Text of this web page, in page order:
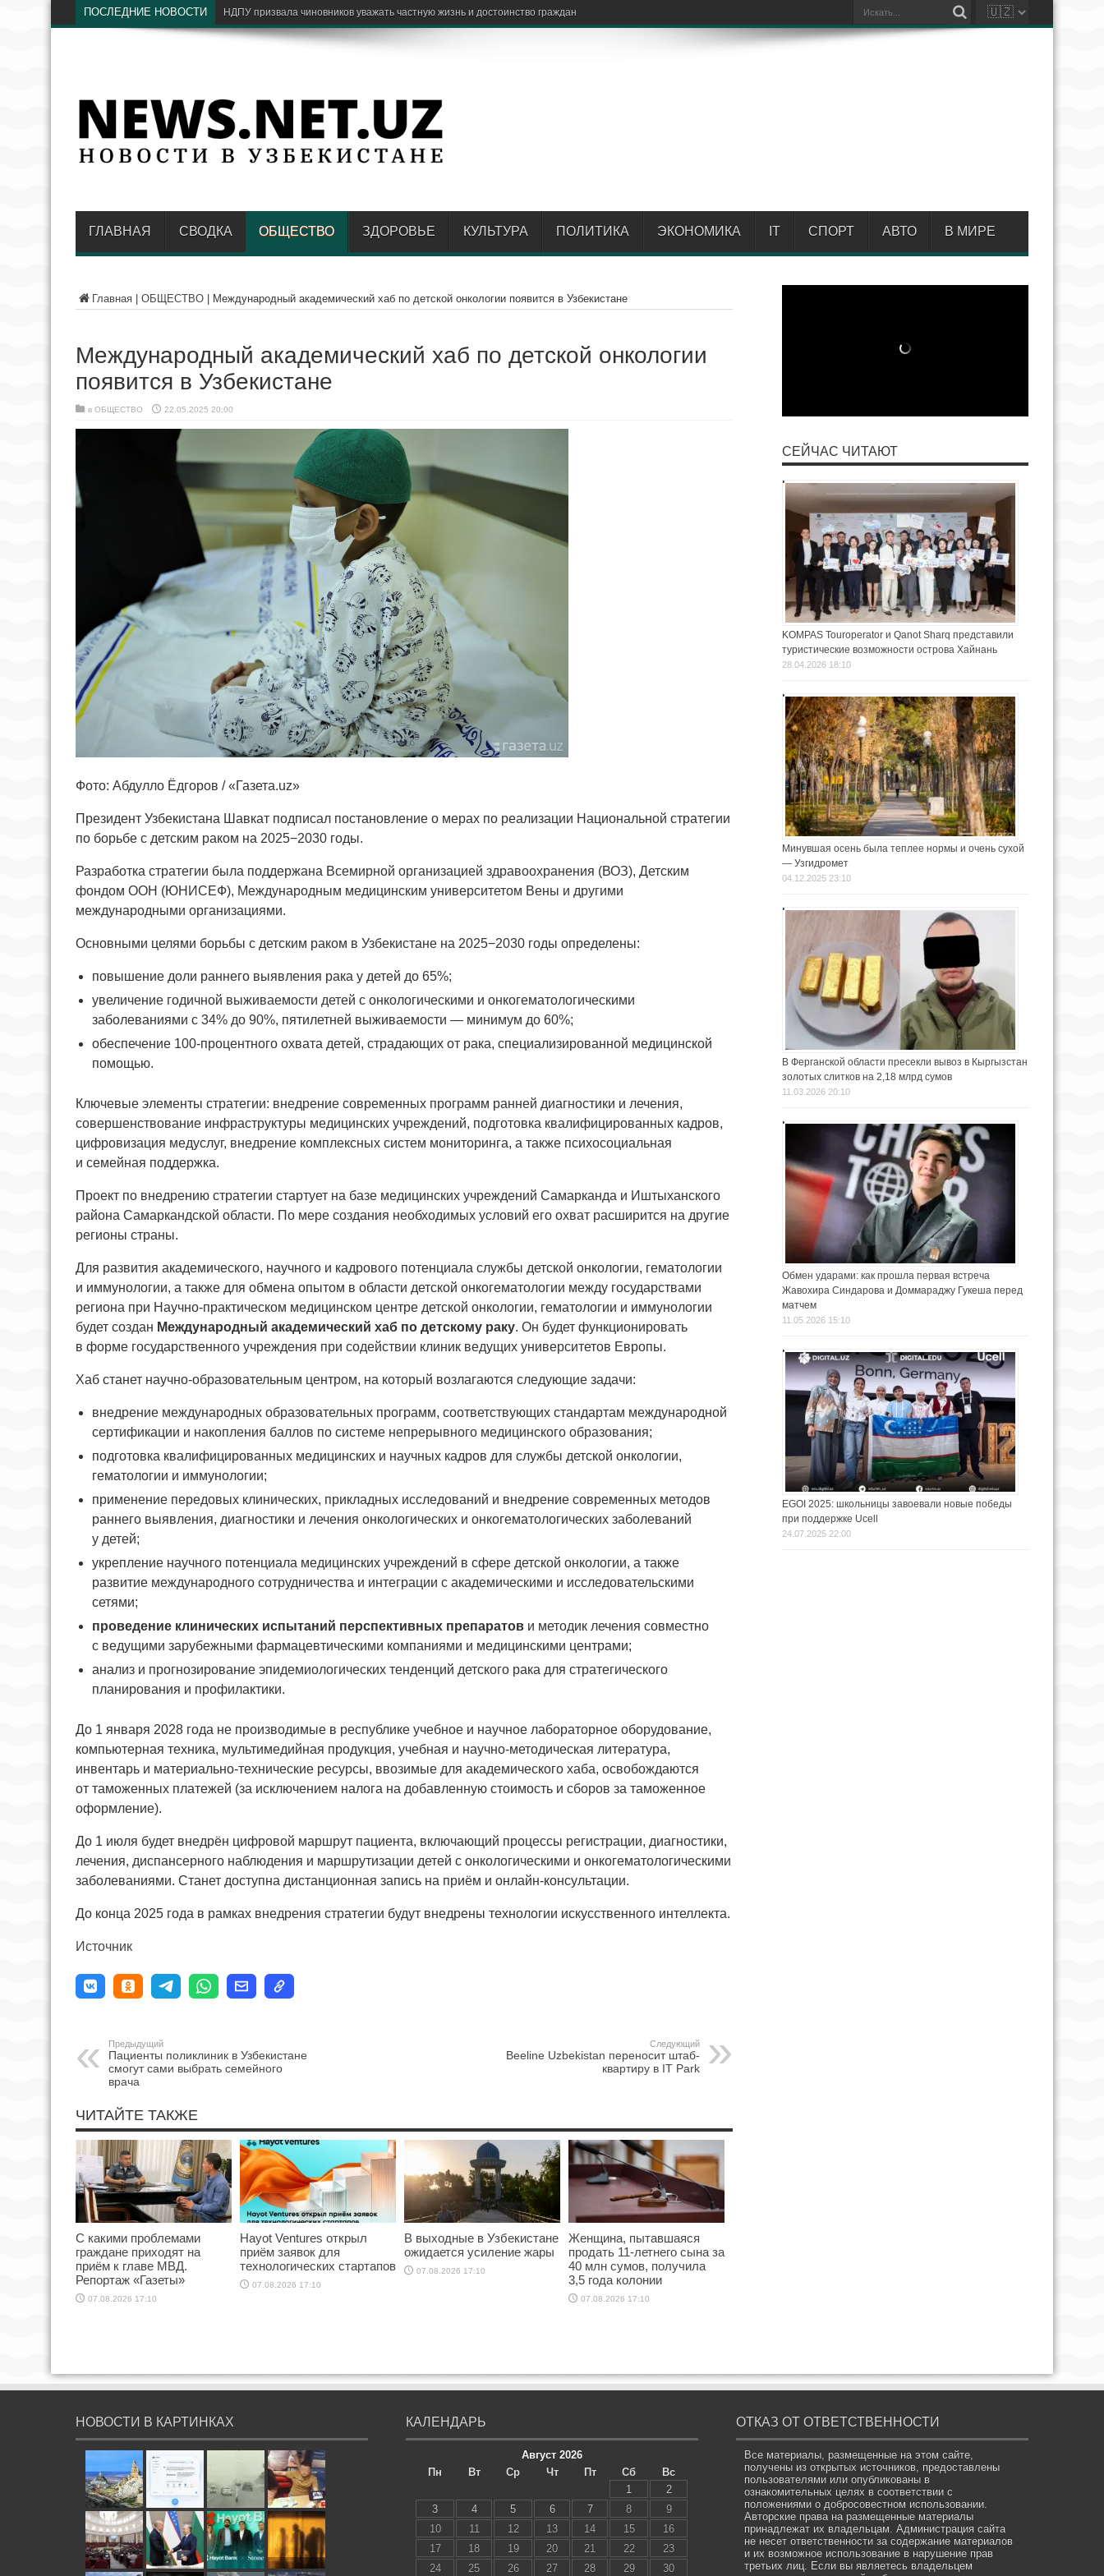
ПОСЛЕДНИЕ НОВОСТИ С какими пр
ГЛАВНАЯ СВОДКА ОБЩЕСТВО ЗДОРОВЬЕ КУЛЬТУРА ПОЛИТИКА ЭКОНОМИКА IT СПОРТ АВТО В МИРЕ
Главная ОБЩЕСТВО Международный академический хаб по детской онкологии появится в Узбекистане
Международный академический хаб по детской онкологии
появится в Узбекистане
в ОБЩЕСТВО 22.05.2025 20:00
Фото: Абдулло Ёдгоров / «Газета.uz»
Президент Узбекистана Шавкат подписал постановление о мерах по реализации Национальной стратегии
по борьбе с детским раком на 2025−2030 годы.
Разработка стратегии была поддержана Всемирной организацией здравоохранения (ВОЗ), Детским
фондом ООН (ЮНИСЕФ), Международным медицинским университетом Вены и другими
международными организациями.
Основными целями борьбы с детским раком в Узбекистане на 2025−2030 годы определены:
повышение доли раннего выявления рака у детей до 65%;
увеличение годичной выживаемости детей с онкологическими и онкогематологическими
заболеваниями с 34% до 90%, пятилетней выживаемости — минимум до 60%;
обеспечение 100-процентного охвата детей, страдающих от рака, специализированной медицинской
помощью.
Ключевые элементы стратегии: внедрение современных программ ранней диагностики и лечения,
совершенствование инфраструктуры медицинских учреждений, подготовка квалифицированных кадров,
цифровизация медуслуг, внедрение комплексных систем мониторинга, а также психосоциальная
и семейная поддержка.
Проект по внедрению стратегии стартует на базе медицинских учреждений Самарканда и Иштыханского
района Самаркандской области. По мере создания необходимых условий его охват расширится на другие
регионы страны.
Для развития академического, научного и кадрового потенциала службы детской онкологии, гематологии
и иммунологии, а также для обмена опытом в области детской онкогематологии между государствами
региона при Научно-практическом медицинском центре детской онкологии, гематологии и иммунологии
будет создан Международный академический хаб по детскому раку. Он будет функционировать
в форме государственного учреждения при содействии клиник ведущих университетов Европы.
Хаб станет научно-образовательным центром, на который возлагаются следующие задачи:
внедрение международных образовательных программ, соответствующих стандартам международной
сертификации и накопления баллов по системе непрерывного медицинского образования;
подготовка квалифицированных медицинских и научных кадров для службы детской онкологии,
гематологии и иммунологии;
применение передовых клинических, прикладных исследований и внедрение современных методов
раннего выявления, диагностики и лечения онкологических и онкогематологических заболеваний
у детей;
укрепление научного потенциала медицинских учреждений в сфере детской онкологии, а также
развитие международного сотрудничества и интеграции с академическими и исследовательскими
сетями;
проведение клинических испытаний перспективных препаратов и методик лечения совместно
с ведущими зарубежными фармацевтическими компаниями и медицинскими центрами;
анализ и прогнозирование эпидемиологических тенденций детского рака для стратегического
планирования и профилактики.
До 1 января 2028 года не производимые в республике учебное и научное лабораторное оборудование,
компьютерная техника, мультимедийная продукция, учебная и научно-методическая литература,
инвентарь и материально-технические ресурсы, ввозимые для академического хаба, освобождаются
от таможенных платежей (за исключением налога на добавленную стоимость и сборов за таможенное
оформление).
До 1 июля будет внедрён цифровой маршрут пациента, включающий процессы регистрации, диагностики,
лечения, диспансерного наблюдения и маршрутизации детей с онкологическими и онкогематологическими
заболеваниями. Станет доступна дистанционная запись на приём и онлайн-консультации.
До конца 2025 года в рамках внедрения стратегии будут внедрены технологии искусственного интеллекта.
Источник
Предыдущий
Пациенты поликлиник в Узбекистане
смогут сами выбрать семейного
врача
Следующий
Beeline Uzbekistan переносит штаб-
квартиру в IT Park
ЧИТАЙТЕ ТАКЖЕ
С какими проблемами
граждане приходят на
приём к главе МВД.
Репортаж «Газеты»
07.08.2026 17:10
Hayot Ventures открыл
приём заявок для
технологических стартапов
07.08.2026 17:10
В выходные в Узбекистане
ожидается усиление жары
07.08.2026 17:10
Женщина, пытавшаяся
продать 11-летнего сына за
40 млн сумов, получила
3,5 года колонии
07.08.2026 17:10
СЕЙЧАС ЧИТАЮТ
KOMPAS Touroperator и Qanot Sharq представили
туристические возможности острова Хайнань
28.04.2026 18:10
Минувшая осень была теплее нормы и очень сухой
— Узгидромет
04.12.2025 23:10
В Ферганской области пресекли вывоз в Кыргызстан
золотых слитков на 2,18 млрд сумов
11.03.2026 20:10
Обмен ударами: как прошла первая встреча
Жавохира Синдарова и Доммараджу Гукеша перед
матчем
11.05.2026 15:10
EGOI 2025: школьницы завоевали новые победы
при поддержке Ucell
24.07.2025 22:00
НОВОСТИ В КАРТИНКАХ КАЛЕНДАРЬ
Август 2026
Пн
Вт Ср Чт Пт Сб
Вс
1
2
3
4 5 6 7 8
9
10
11 12 13 14 15
16
17
18 19 20 21 22
23
24
25 26 27 28 29 30
ОТКАЗ ОТ ОТВЕТСТВЕННОСТИ
Все материалы, размещенные на этом сайте,
получены из открытых источников, предоставлены
пользователями или опубликованы в
ознакомительных целях в соответствии с
положениями о добросовестном использовании.
Авторские права на размещенные материалы
принадлежат их владельцам. Администрация сайта
не несет ответственности за содержание материалов
и их возможное использование в нарушение прав
третьих лиц. Если вы являетесь владельцем